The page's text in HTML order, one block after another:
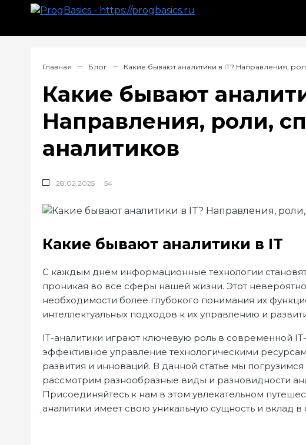
Главная Блог Какие бывают аналитики в IT? Направления,
Какие бывают
Направления, роли,
аналитиков
28.02.2025 54
Какие бывают аналитики в IT
С каждым днем информационные технологии
проникая во все сферы нашей жизни. Этот
необходимости более глубокого понимания их
интеллектуальных подходов к их управлению и
IT-аналитики играют ключевую роль в современной
эффективное управление технологическими
развития и инноваций. В данной статье мы
рассмотрим разнообразные виды и разновидности
Присоединяйтесь к нам в этом увлекательном
аналитики имеет свою уникальную сущность и вклад